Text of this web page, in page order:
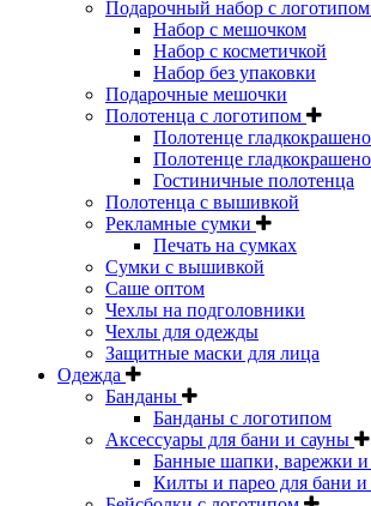
Подарочный набор с логотипом
Набор с мешочком
Набор с косметичкой
Набор без упаковки
Подарочные мешочки
Полотенца с логотипом
Полотенце
Полотенце
Гостиничные полотенца
Полотенца с вышивкой
Рекламные сумки
Печать на сумках
Сумки с вышивкой
Саше оптом
Чехлы на подголовники
Чехлы для одежды
Защитные маски для лица
Одежда
Банданы
Банданы с логотипом
Аксессуары для бани и сауны
Банные шапки, варежки и
Килты и парео для бани и